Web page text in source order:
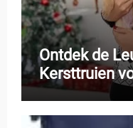
Ontdek de
Kersttruien